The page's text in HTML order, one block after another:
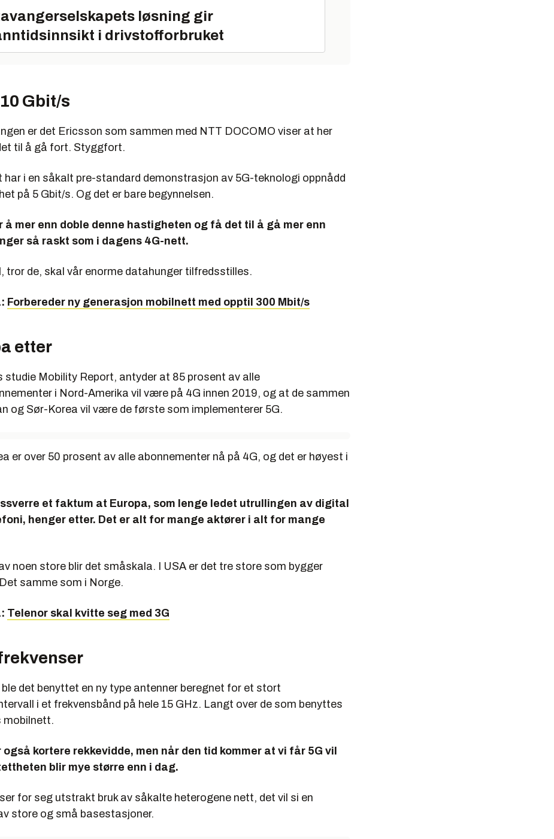
løsning gir
i drivstofforbruket
Gbit/s
er det Ericsson som sammen med NTT DOCOMO viser at her
til å gå fort. Styggfort.
har i en såkalt pre-standard demonstrasjon av 5G-teknologi oppnådd
på 5 Gbit/s. Og det er bare begynnelsen.
å mer enn doble denne hastigheten og få det til å gå mer enn
så raskt som i dagens 4G-nett.
tror de, skal vår enorme datahunger tilfredsstilles.
Forbereder ny generasjon mobilnett med opptil 300 Mbit/s
etter
studie Mobility Report, antyder at 85 prosent av alle
i Nord-Amerika vil være på 4G innen 2019, og at de sammen
og Sør-Korea vil være de første som implementerer 5G.
er over 50 prosent av alle abonnementer nå på 4G, og det er høyest i
et faktum at Europa, som lenge ledet utrullingen av digital
henger etter. Det er alt for mange aktører i alt for mange
noen store blir det småskala. I USA er det tre store som bygger
samme som i Norge.
Telenor skal kvitte seg med 3G
det benyttet en ny type antenner beregnet for et stort
i et frekvensbånd på hele 15 GHz. Langt over de som benyttes
mobilnett.
også kortere rekkevidde, men når den tid kommer at vi får 5G vil
blir mye større enn i dag.
for seg utstrakt bruk av såkalte heterogene nett, det vil si en
store og små basestasjoner.